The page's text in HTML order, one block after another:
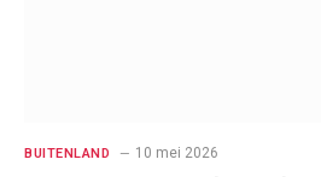
BUITENLAND 10 mei 2026